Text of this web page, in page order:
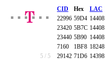
CID Hex LAC
22996 59D4 14408
23420 5B7C 14408
23440 5B90 14408
7160
1BF8 18248
5 / 5
29142 71D6 14398